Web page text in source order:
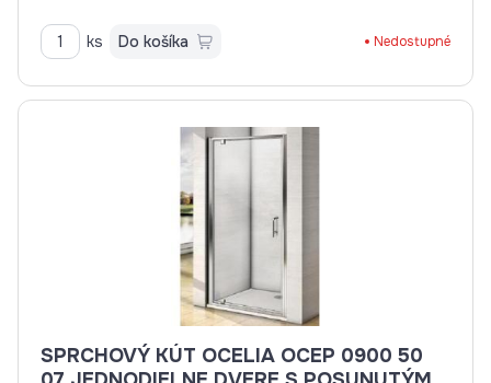
ks Do košíka Nedostupné
SPRCHOVÝ KÚT OCELIA OCEP 0900 50